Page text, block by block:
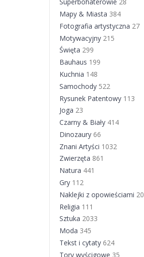
Mapy & Miasta 384
Fotografia artystyczna 27
Motywacyjny 215
Święta 299
Bauhaus 199
Kuchnia 148
Samochody 522
Rysunek Patentowy 113
Joga 23
Czarny & Biały 414
Dinozaury 66
Znani Artyści 1032
Zwierzęta 861
Natura 441
Gry 112
Naklejki z opowieściami 20
Religia 111
Sztuka 2033
Moda 345
Tekst i cytaty 624
Tory wyścigowe 35